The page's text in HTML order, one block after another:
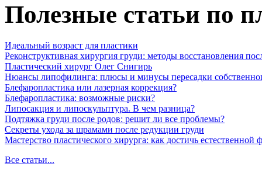
Полезные статьи по
Идеальный возраст для пластики
Реконструктивная хирургия груди: методы восстановления
Пластический хирург Олег Снигирь
Нюансы липофилинга: плюсы и минусы пересадки
Блефаропластика или лазерная коррекция?
Блефаропластика: возможные риски?
Липосакция и липоскульптура. В чем разница?
Подтяжка груди после родов: решит ли все проблемы?
Секреты ухода за шрамами после редукции груди
Мастерство пластического хирурга: как достичь
Все статьи...